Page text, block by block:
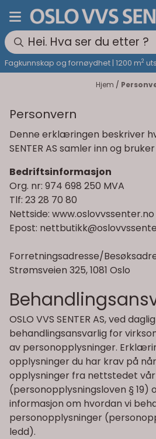
Hopp til innhold
Fagkunnskap og fornøydhet | 1200 m2
Hjem /
Personvern
Denne erklæringen beskriver
SENTER AS samler inn og
Bedriftsinformasjon
Org. nr: 974 698 250 MVA
Tlf: 23 28 70 80
Nettside: www.oslovvssenter.no
Epost:
Forretningsadresse/
Strømsveien 325, 1081 Oslo
OSLO VVS SENTER AS, ved
behandlingsansvarlig for
av personopplysninger.
opplysninger du har krav på
opplysninger fra nettstedet
(personopplysningsloven § 19)
informasjon om hvordan vi
personopplysninger
ledd).